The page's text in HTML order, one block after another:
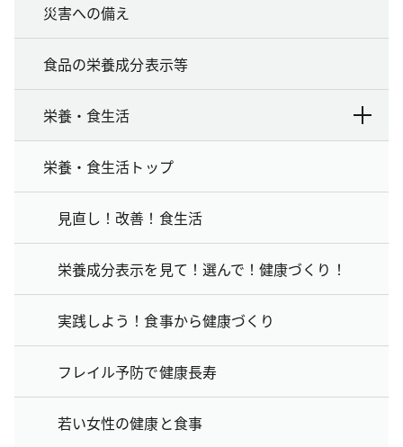
災害への備え
食品の栄養成分表示等
栄養・食生活
栄養・食生活トップ
見直し！改善！食生活
栄養成分表示を見て！選んで！健康づくり！
実践しよう！食事から健康づくり
フレイル予防で健康長寿
若い女性の健康と食事